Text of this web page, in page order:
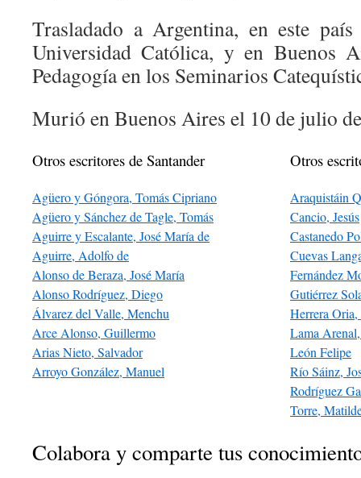
Trasladado a Argentina, en este
Universidad Católica, y en Buenos
Pedagogía en los Seminarios
Murió en Buenos Aires el 10 de julio
Otros escritores de Santander
Agüero y Góngora, Tomás Cipriano
Agüero y Sánchez de Tagle, Tomás
Aguirre y Escalante, José María de
Aguirre, Adolfo de
Alonso de Beraza, José María
Alonso Rodríguez, Diego
Álvarez del Valle, Menchu
Arce Alonso, Guillermo
Arias Nieto, Salvador
Arroyo González, Manuel
Otros
Araquistáin
Cancio, Jesús
Castanedo
Cuevas
Fernández
Gutiérrez
Herrera
Lama
León Felipe
Río Sáinz,
Rodríguez
Torre,
Colabora y comparte tus